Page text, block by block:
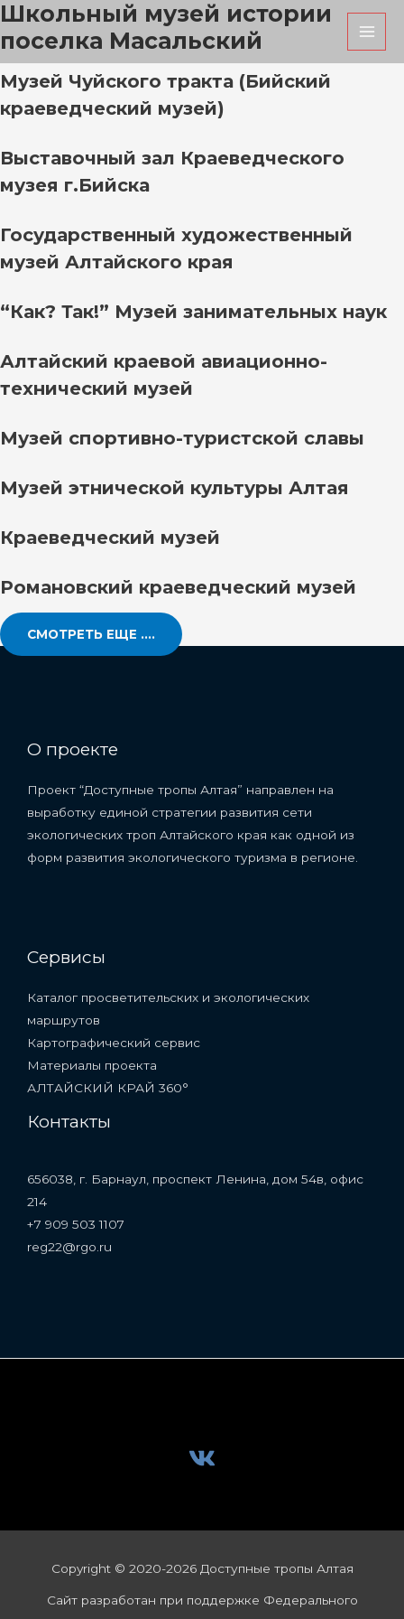
Перейти
Школьный музей истории
поселка Масальский
Музей Чуйского тракта (Бийский
краеведческий музей)
Выставочный зал Краеведческого
музея г.Бийска
Государственный художественный
музей Алтайского края
“Как? Так!” Музей занимательных наук
Алтайский краевой авиационно-
технический музей
Музей спортивно-туристской славы
Музей этнической культуры Алтая
Краеведческий музей
Романовский краеведческий музей
СМОТРЕТЬ ЕЩЕ ....
О проекте
Проект “Доступные тропы Алтая” направлен на
выработку единой стратегии развития сети
экологических троп Алтайского края как одной из
форм развития экологического туризма в регионе.
Сервисы
Каталог просветительских и экологических
маршрутов
Картографический сервис
Материалы проекта
АЛТАЙСКИЙ КРАЙ 360°
Контакты
656038, г. Барнаул, проспект Ленина, дом 54в, офис
214
+7 909 503 1107
reg22@rgo.ru
Copyright © 2020-2026 Доступные тропы Алтая
Сайт разработан при поддержке Федерального